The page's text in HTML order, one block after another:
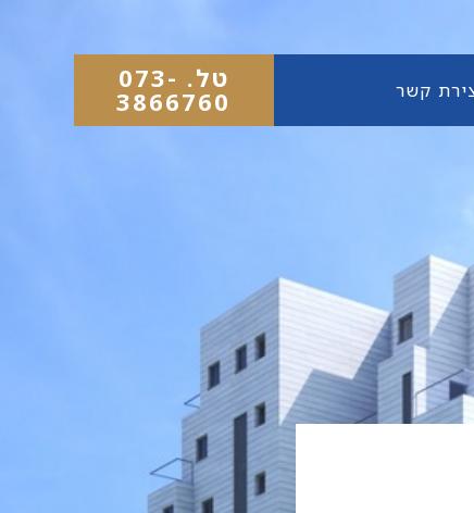
קשר טל. 073-
3866760